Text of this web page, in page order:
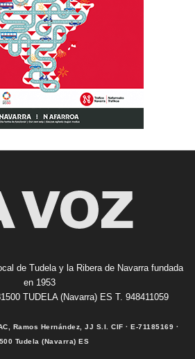
de Tudela y la Ribera de Navarra fundada
en 1953
TUDELA (Navarra) ES T. 948411059
Ramos Hernández, JJ S.I. CIF · E-71185169 ·
Tudela (Navarra) ES